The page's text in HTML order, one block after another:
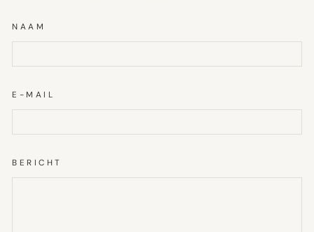
NAAM
E-MAIL
BERICHT